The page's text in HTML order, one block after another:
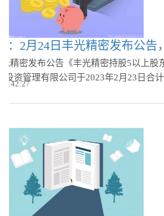
：2月24日丰光精密发布公告
精密发布公告《丰光精密持股5以上股
投资管理有限公司于2023年2月23日合